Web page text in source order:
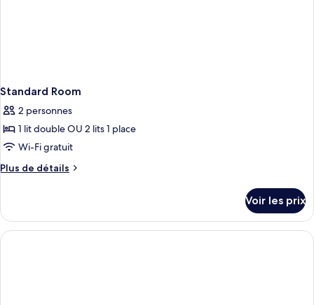
Standard Room
2 personnes
1 lit double OU 2 lits 1 place
Wi-Fi gratuit
Plus de détails
Plus
le
type
de
Voir les prix